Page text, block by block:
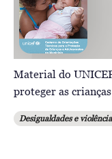
Material do
proteger as
Desigualdades e